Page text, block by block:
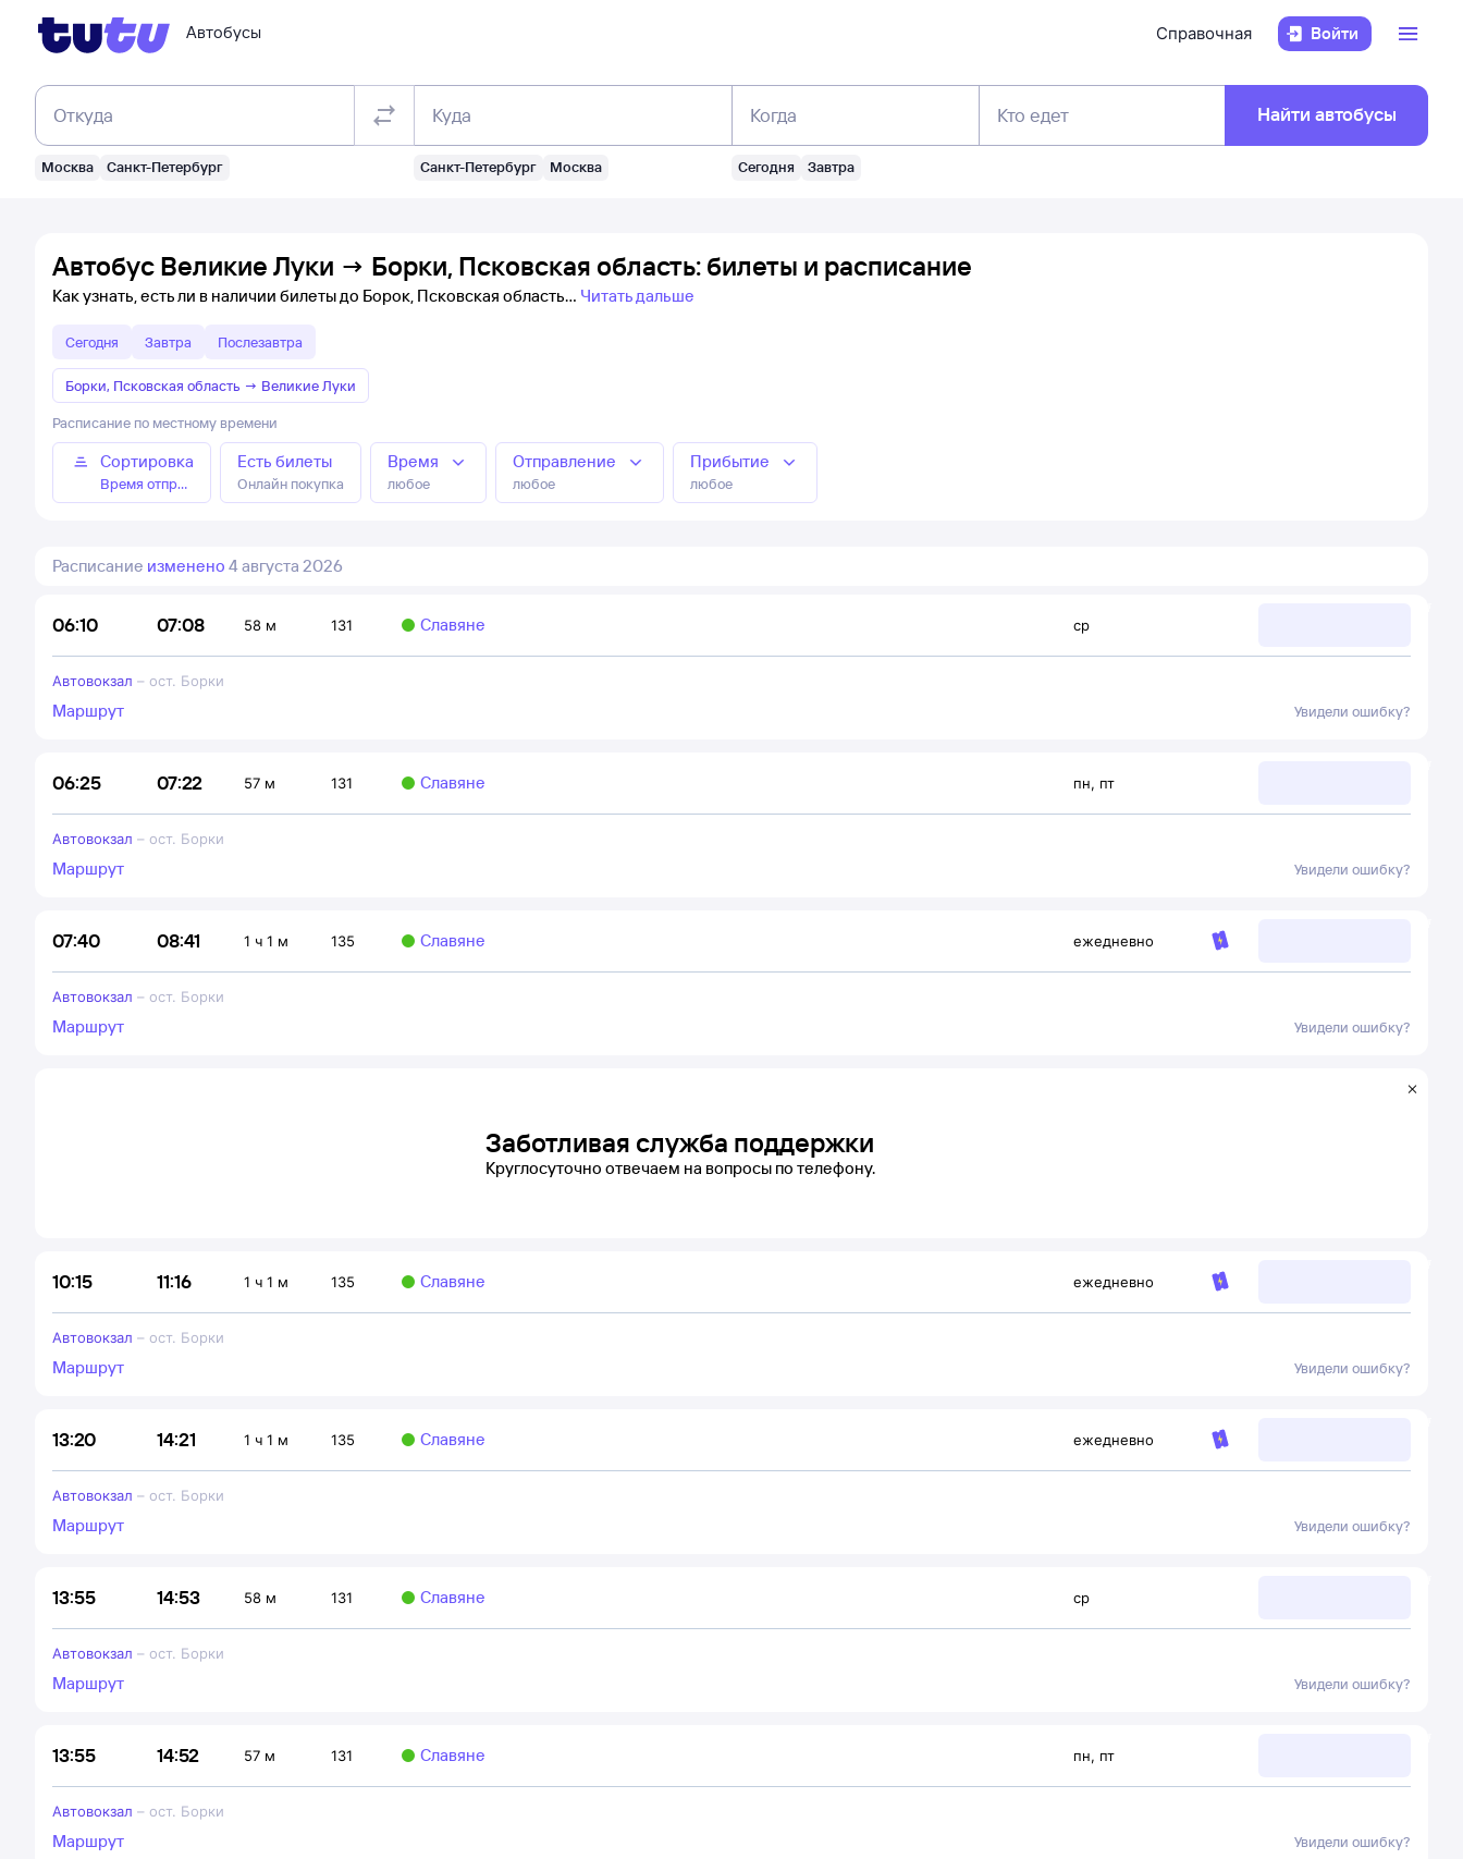
Автобусы Справочная Войти
Откуда
Москва Санкт-Петербург
Куда
Санкт-Петербург Москва
Когда
Сегодня Завтра
Кто едет Найти автобусы
Автобус Великие Луки → Борки, Псковская область: билеты и расписание
Как узнать, есть ли в наличии билеты до Борок, Псковская область Читать дальше
Сегодня Завтра Послезавтра
Борки, Псковская область → Великие Луки
Расписание по местному времени
Сортировка
Время отправления
Есть билеты
Онлайн покупка
Время
любое
Отправление
любое
Прибытие
любое
Расписание изменено 4 августа 2026
06:10 07:08 58 м 131 Славяне ср
Автовокзал – ост. Борки
Маршрут Увидели ошибку?
06:25 07:22 57 м 131 Славяне пн, пт
Автовокзал – ост. Борки
Маршрут Увидели ошибку?
07:40 08:41 1 ч 1 м 135 Славяне ежедневно
Автовокзал – ост. Борки
Маршрут Увидели ошибку?
Заботливая служба поддержки
Круглосуточно отвечаем на вопросы по телефону.
10:15 11:16 1 ч 1 м 135 Славяне ежедневно
Автовокзал – ост. Борки
Маршрут Увидели ошибку?
13:20 14:21 1 ч 1 м 135 Славяне ежедневно
Автовокзал – ост. Борки
Маршрут Увидели ошибку?
13:55 14:53 58 м 131 Славяне ср
Автовокзал – ост. Борки
Маршрут Увидели ошибку?
13:55 14:52 57 м 131 Славяне пн, пт
Автовокзал – ост. Борки
Маршрут Увидели ошибку?